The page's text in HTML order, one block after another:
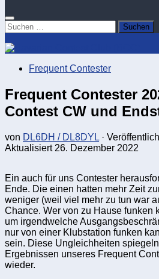
Suchen
nach:
Frequent Contester
Frequent Contester
Contest CW und
von DL6DH / DL8DYL ·
Aktualisiert 26. Dezember 2022
Ein auch für uns Contester
Ende. Die einen hatten mehr Zeit
weniger (weil viel mehr zu tun war
Chance. Wer von zu Hause funken
um irgendwelche
nur von einer Klubstation funken
sein. Diese Ungleichheiten
Ergebnissen unseres Frequent
wieder.